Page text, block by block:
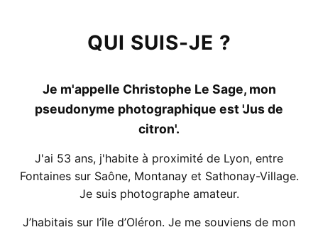
QUI SUIS-JE ?
Je m'appelle Christophe Le Sage, mon
pseudonyme photographique est 'Jus de
citron'.
J'ai 53 ans, j'habite à proximité de Lyon, entre
Fontaines sur Saône, Montanay et Sathonay-Village.
Je suis photographe amateur.
J’habitais sur l’île d’Oléron. Je me souviens de mon